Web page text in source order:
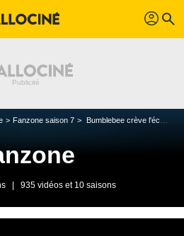
profil search
Fanzone saison 7 Bumblebee crève l'écran
935 vidéos et 10 saisons